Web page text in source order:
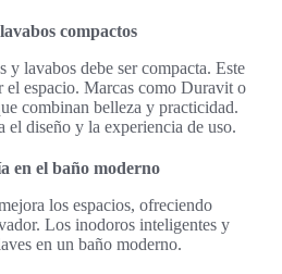
compactos
y lavabos debe ser compacta. Este
el espacio. Marcas como Duravit o
combinan belleza y practicidad.
el diseño y la experiencia de uso.
en el baño moderno
los espacios, ofreciendo
Los inodoros inteligentes y
en un baño moderno.